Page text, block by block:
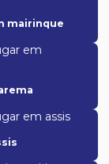
mairinque